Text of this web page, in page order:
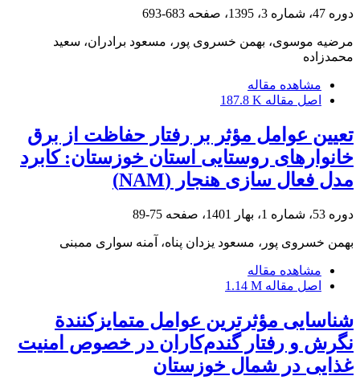
دوره 47، شماره 3، 1395، صفحه 683-693
مرضیه موسوی، بهمن خسروی پور، مسعود برادران، سعید
محمدزاده
مشاهده مقاله
اصل مقاله 187.8 K
تعیین عوامل مؤثر بر رفتار حفاظت از برق
خانوارهای روستایی استان خوزستان: کابرد
مدل فعال سازی هنجار (NAM)
دوره 53، شماره 1، بهار 1401، صفحه 75-89
بهمن خسروی پور، مسعود یزدان پناه، آمنه سواری ممبنی
مشاهده مقاله
اصل مقاله 1.14 M
شناسایی مؤثرترین عوامل متمایزکنندة
نگرش و رفتار گندم‌کاران در خصوص امنیت
غذایی در شمال خوزستان